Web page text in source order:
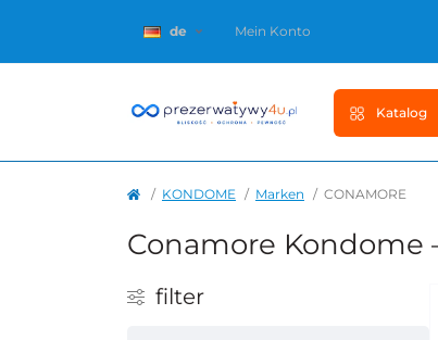
de Mein Konto
Katalog
KONDOME Marken CONAMORE
Conamore
filter